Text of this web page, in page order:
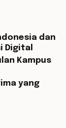
dan
Digital
Kampus
yang